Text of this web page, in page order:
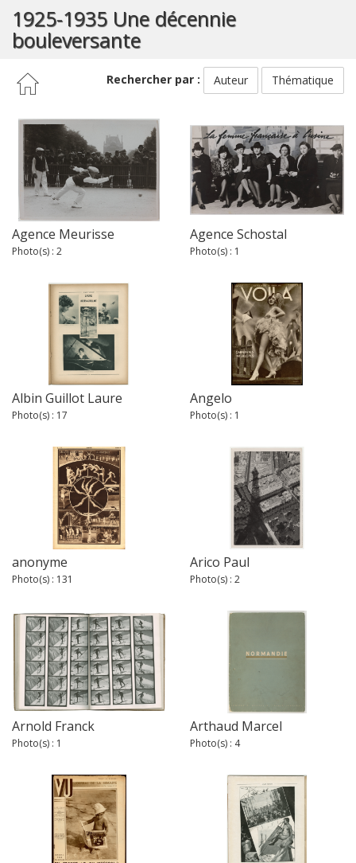
1925-1935 Une décennie
bouleversante
Rechercher par : Auteur Thématique
Agence Meurisse
Photo(s) : 2
Agence Schostal
Photo(s) : 1
Albin Guillot Laure
Photo(s) : 17
Angelo
Photo(s) : 1
anonyme
Photo(s) : 131
Arico Paul
Photo(s) : 2
Arnold Franck
Photo(s) : 1
Arthaud Marcel
Photo(s) : 4